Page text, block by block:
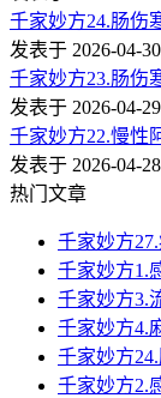
千家妙方24.肠伤
发表于 2026-04-30
千家妙方23.肠伤
发表于 2026-04-29
千家妙方22.慢性
发表于 2026-04-28
热门文章
千家妙方
千家妙方1.
千家妙方3.
千家妙方4.
千家妙方
千家妙方2.